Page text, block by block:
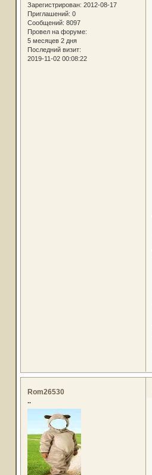
Зарегистрирован: 2012-08-17
Приглашений: 0
Сообщений: 8097
Провел на форуме:
5 месяцев 2 дня
Последний визит:
2019-11-02 00:08:22
Rom26530
..